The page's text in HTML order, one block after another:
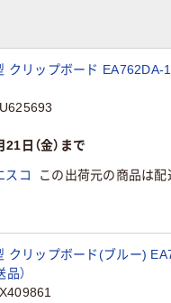
クリップボード
U625693
21日（金）まで
スコ この出荷元の商品は配
クリップボード(ブルー)
）
X409861